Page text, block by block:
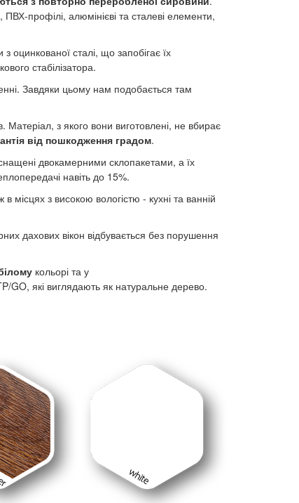
ПВХ-профілі, алюмінієві та сталеві елементи,
оцинкованої сталі, що запобігає їх
стабілізатора.
Завдяки цьому нам подобається там
Матеріал, з якого вони виготовлені, не вбирає
від пошкодження градом.
двокамерними склопакетами, а їх
навіть до 15%.
в місцях з високою вологістю - кухні та ванній
дахових вікон відбувається без порушення
кольорі та у
GO, які виглядають як натуральне дерево.